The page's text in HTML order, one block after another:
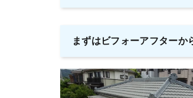
まずはビフォーアフターか